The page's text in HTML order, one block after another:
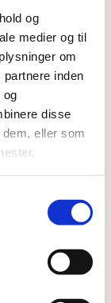
og
medier og til
om
inden
og
disse
eller som